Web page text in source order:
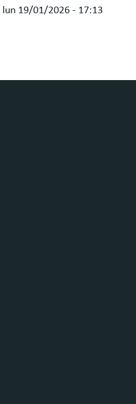
lun 19/01/2026 - 17:13